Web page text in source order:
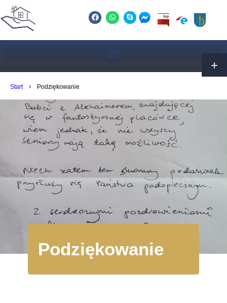
Start Podziękowanie
Podziękowanie